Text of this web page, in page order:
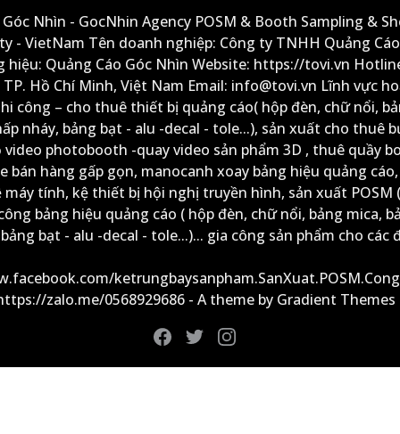
Nhìn - GocNhin Agency POSM & Booth Sampling &
- VietNam Tên doanh nghiệp: Công ty TNHH Quảng
Quảng Cáo Góc Nhìn Website: https://tovi.vn
Hồ Chí Minh, Việt Nam Email: info@tovi.vn Lĩnh vực
công – cho thuê thiết bị quảng cáo( hộp đèn, chữ nổi,
nháy, bảng bạt - alu -decal - tole...), sản xuất cho thuê
photobooth -quay video sản phẩm 3D , thuê quầy
bán hàng gấp gọn, manocanh xoay bảng hiệu quảng
tính, kệ thiết bị hội nghị truyền hình, sản xuất POSM
bảng hiệu quảng cáo ( hộp đèn, chữ nổi, bảng mica,
bạt - alu -decal - tole...)... gia công sản phẩm cho các
zalo.me/0568929686 - A theme by Gradient